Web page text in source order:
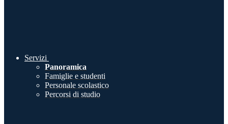
Servizi
Panoramica
Famiglie e studenti
Personale scolastico
Percorsi di studio